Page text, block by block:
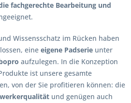
fachgerechte Bearbeitung und
Wissensschatz im Rücken haben
eine eigene Padserie unter
aufzulegen. In die Konzeption
ist unsere gesamte
von der Sie profitieren können: die
und genügen auch